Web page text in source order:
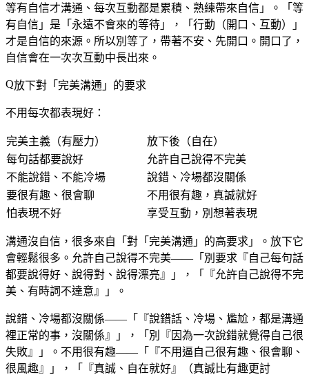
等有自信才溝通、每次互動都是累積、熟練帶來自信」。「等
有自信」是「永遠不會來的等待」，「行動（開口、互動）」
才是自信的來源。所以別等了，帶著不安、先開口。開口了，
自信會在一次次互動中長出來。
放下對「完美溝通」的要求
不用每次都表現好：
完美主義（有壓力）
放下後（自在）
每句話都要說好
允許自己說得不完美
不能說錯、不能冷場
說錯、冷場都沒關係
要很有趣、很會聊
不用很有趣，真誠就好
怕表現不好
享受互動，別想著表現
溝通沒自信，很多來自「對「完美溝通」的高要求」。放下它
會輕鬆很多。允許自己說得不完美——「別要求『自己每句話
都要說得好、說得對、說得漂亮』」，「『允許自己說得不完
美、有時詞不達意』」。
說錯、冷場都沒關係——「『說錯話、冷場、尷尬，都是溝通
裡正常的事，沒關係』」，「別『因為一次說錯就覺得自己很
失敗』」。不用很有趣——「『不用逼自己很有趣、很會聊、
很風趣』」，「『真誠、自在就好』（真誠比有趣更討